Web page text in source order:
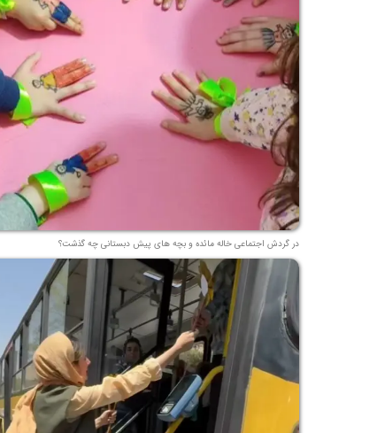
در گردش اجتماعی خاله مائده و بچه های پیش دبستانی چه گذشت؟